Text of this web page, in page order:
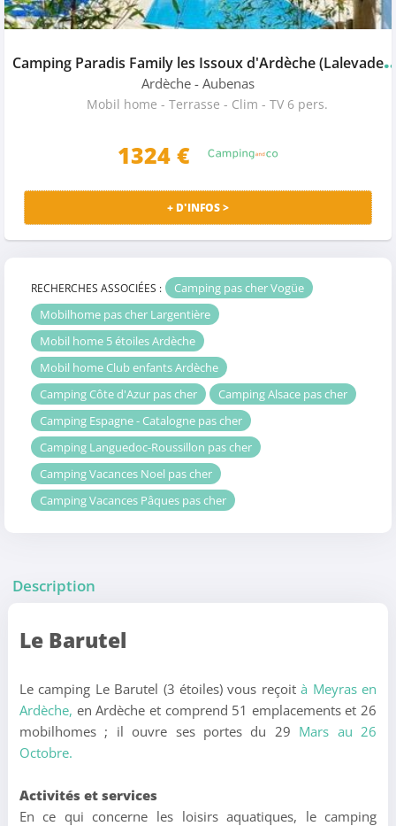
amping Paradis Family les
Ardèche - Aubenas
Mobil home - Terrasse - Clim - TV 6 pers.
1324 €
+ D'INFOS >
RECHERCHES ASSOCIÉES :
Camping pas cher Vogüe
Mobilhome pas cher Largentière
Mobil home 5 étoiles Ardèche
Mobil home Club enfants Ardèche
Camping Côte d'Azur pas cher
Camping Alsace pas cher
Camping Espagne - Catalogne pas cher
Camping Languedoc-Roussillon pas cher
Camping Vacances Noel pas cher
Camping Vacances Pâques pas cher
Description
Le Barutel
Le camping Le Barutel (3 étoiles) vous reçoità Meyras en
Ardèche, en Ardèche et comprend 51 emplacements et 26
mobilhomes ; il ouvre ses portes du 29 Mars au 26
Octobre.
Activités et services
En ce qui concerne les loisirs aquatiques, le camping